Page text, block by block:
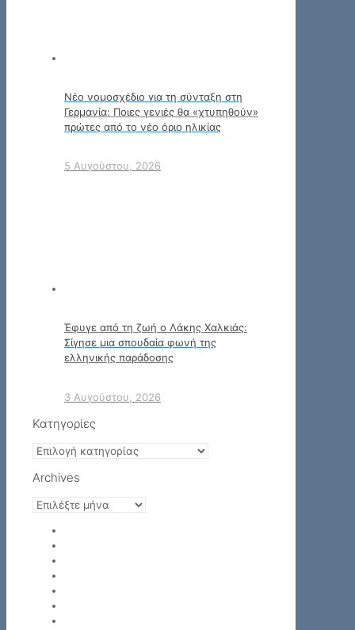
Νέο νομοσχέδιο για τη σύνταξη στη
Γερμανία: Ποιες γενιές θα «χτυπηθούν»
πρώτες από το νέο όριο ηλικίας
5 Αυγούστου, 2026
Έφυγε από τη ζωή ο Λάκης Χαλκιάς:
Σίγησε μια σπουδαία φωνή της
ελληνικής παράδοσης
3 Αυγούστου, 2026
Κατηγορίες
Κατηγορίες
Archives
Archives